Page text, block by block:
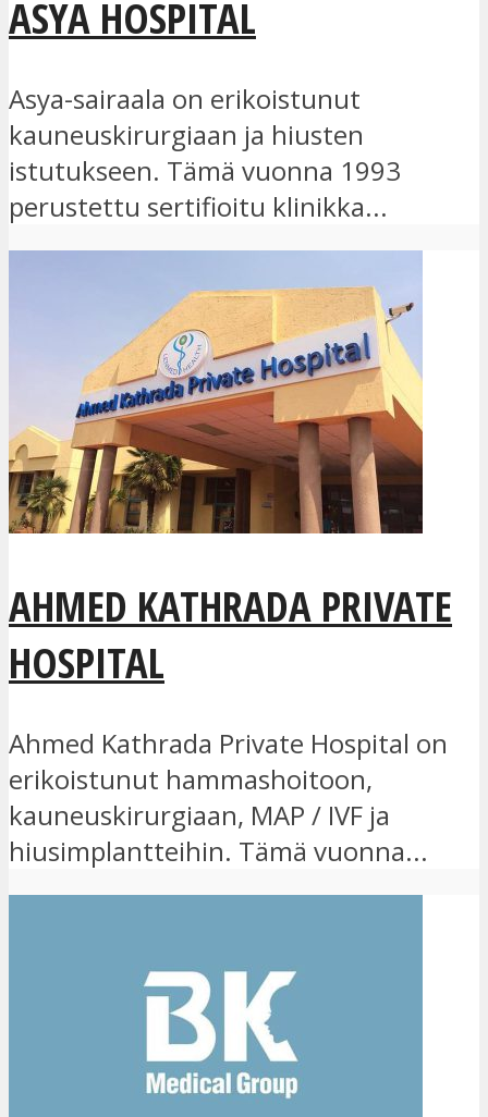
ASYA HOSPITAL
Asya-sairaala on erikoistunut
kauneuskirurgiaan ja hiusten
istutukseen. Tämä vuonna 1993
perustettu sertifioitu klinikka...
AHMED KATHRADA PRIVATE
HOSPITAL
Ahmed Kathrada Private Hospital on
erikoistunut hammashoitoon,
kauneuskirurgiaan, MAP / IVF ja
hiusimplantteihin. Tämä vuonna...